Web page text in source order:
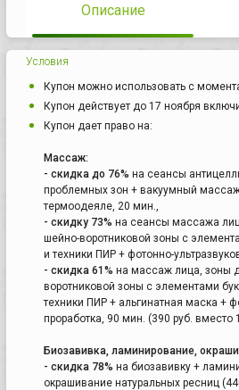
Описание
Условия
Купон можно использовать с
Купон действует до 17 ноября
Купон дает право на:
Массаж:
- скидка до 76% на сеансы
проблемных зон + вакуумный
термоодеяле, 20 мин.,
- скидку 73% на сеансы массажа
шейно-воротниковой зоны с
и техники ПИР + фотонно-
- скидка 61% на массаж лица, зоны
воротниковой зоны с элементами
техники ПИР + альгинатная маска +
проработка, 90 мин. (390 руб. вместо
Биозавивка, ламинирование,
- скидка 78% на биозавивку +
окрашивание натуральных ресниц